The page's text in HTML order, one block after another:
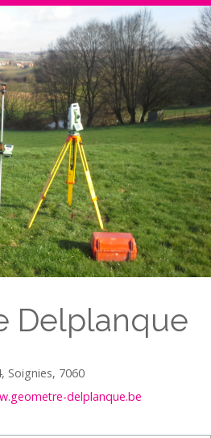
Delplanque
Soignies, 7060
delplanque.be